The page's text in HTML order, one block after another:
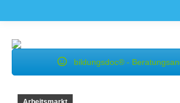
bildungsdoc® -